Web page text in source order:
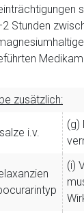
Stunden
zusätzlich:
i.v.
(g)
(i)